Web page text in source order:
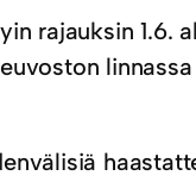
rajauksin 1.6.
linnassa